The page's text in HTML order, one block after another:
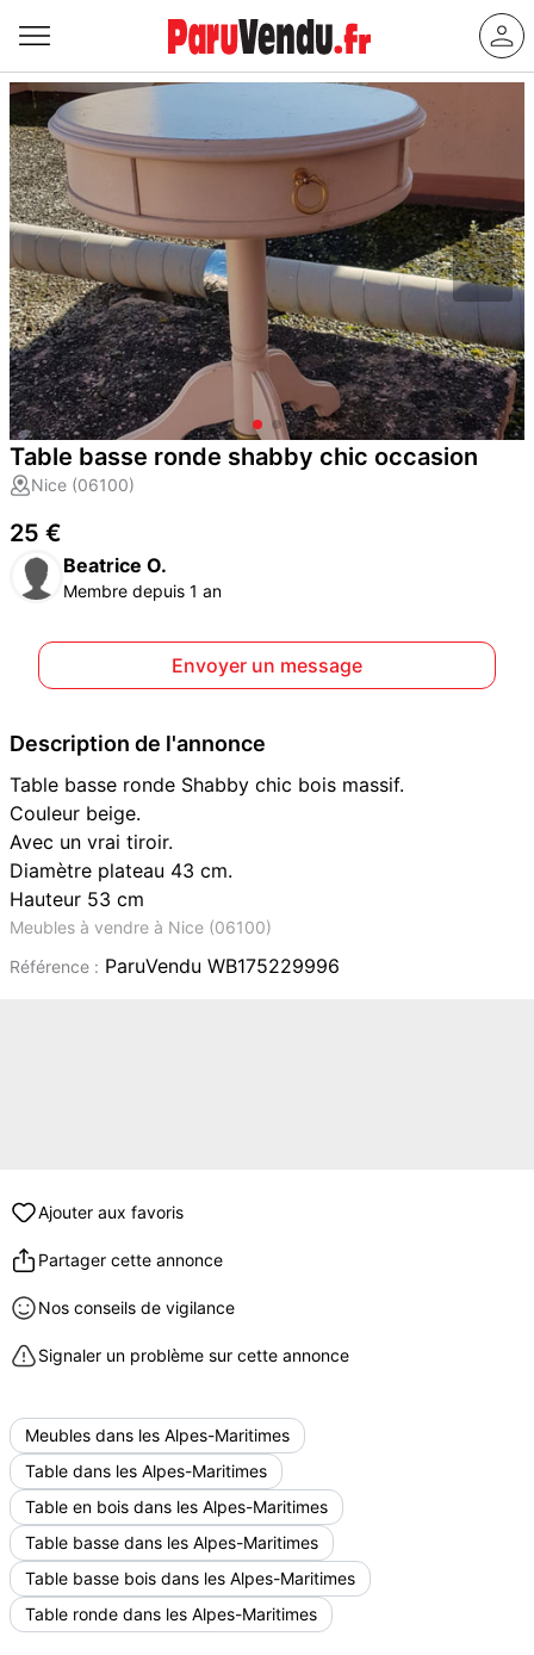
Table basse ronde shabby chic occasion
Nice (06100)
25 €
Beatrice O.
Membre depuis 1 an
Envoyer un message
Description de l'annonce
Table basse ronde Shabby chic bois massif.
Couleur beige.
Avec un vrai tiroir.
Diamètre plateau 43 cm.
Hauteur 53 cm
Meubles à vendre à Nice (06100)
Référence : ParuVendu WB175229996
Ajouter aux favoris
Partager cette annonce
Nos conseils de vigilance
Signaler un problème sur cette annonce
Meubles dans les Alpes-Maritimes
Table dans les Alpes-Maritimes
Table en bois dans les Alpes-Maritimes
Table basse dans les Alpes-Maritimes
Table basse bois dans les Alpes-Maritimes
Table ronde dans les Alpes-Maritimes